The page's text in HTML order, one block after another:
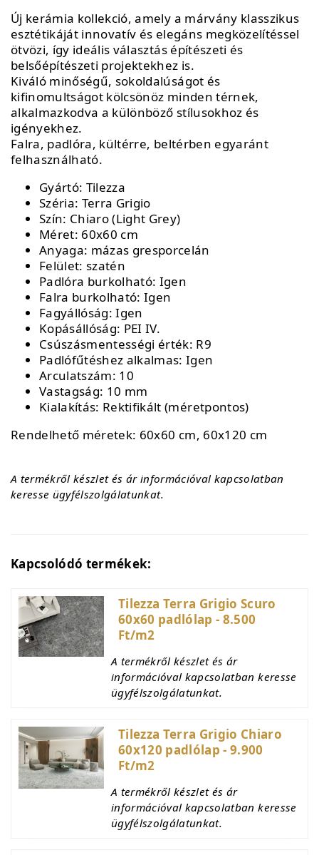
Új kerámia kollekció, amely a márvány klasszikus
esztétikáját innovatív és elegáns megközelítéssel
ötvözi, így ideális választás építészeti és
belsőépítészeti projektekhez is.
Kiváló minőségű, sokoldalúságot és
kifinomultságot kölcsönöz minden térnek,
alkalmazkodva a különböző stílusokhoz és
igényekhez.
Falra, padlóra, kültérre, beltérben egyaránt
felhasználható.
Gyártó: Tilezza
Széria: Terra Grigio
Szín: Chiaro (Light Grey)
Méret: 60x60 cm
Anyaga: mázas gresporcelán
Felület: szatén
Padlóra burkolható: Igen
Falra burkolható: Igen
Fagyállóság: Igen
Kopásállóság: PEI IV.
Csúszásmentességi érték: R9
Padlófűtéshez alkalmas: Igen
Arculatszám: 10
Vastagság: 10 mm
Kialakítás: Rektifikált (méretpontos)
Rendelhető méretek: 60x60 cm, 60x120 cm
A termékről készlet és ár információval kapcsolatban
keresse ügyfélszolgálatunkat.
Kapcsolódó termékek:
Tilezza Terra Grigio Scuro
60x60 padlólap - 8.500
Ft/m2
A termékről készlet és ár
információval kapcsolatban keresse
ügyfélszolgálatunkat.
Tilezza Terra Grigio Chiaro
60x120 padlólap - 9.900
Ft/m2
A termékről készlet és ár
információval kapcsolatban keresse
ügyfélszolgálatunkat.